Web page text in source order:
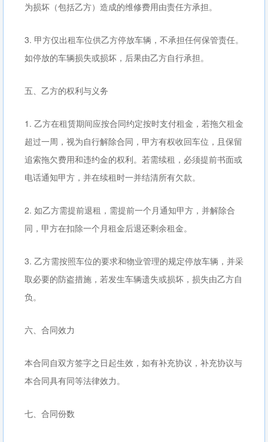
为损坏（包括乙方）造成的维修费用由责任方承担。
3. 甲方仅出租车位供乙方停放车辆，不承担任何保管责任。
如停放的车辆损失或损坏，后果由乙方自行承担。
五、乙方的权利与义务
1. 乙方在租赁期间应按合同约定按时支付租金，若拖欠租金
超过一周，视为自行解除合同，甲方有权收回车位，且保留
追索拖欠费用和违约金的权利。若需续租，必须提前书面或
电话通知甲方，并在续租时一并结清所有欠款。
2. 如乙方需提前退租，需提前一个月通知甲方，并解除合
同，甲方在扣除一个月租金后退还剩余租金。
3. 乙方需按照车位的要求和物业管理的规定停放车辆，并采
取必要的防盗措施，若发生车辆遗失或损坏，损失由乙方自
负。
六、合同效力
本合同自双方签字之日起生效，如有补充协议，补充协议与
本合同具有同等法律效力。
七、合同份数